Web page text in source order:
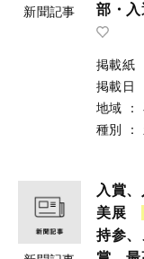
新聞記事
部・
掲載紙
掲載日
地域
：
種別
：
入賞
美展
持参